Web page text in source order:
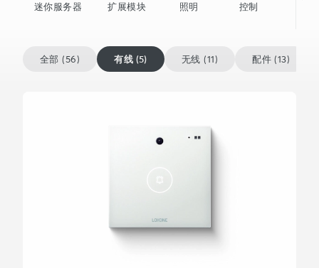
迷你服务器 扩展模块 照明 控制
全部 (56) 有线 (5) 无线 (11) 配件 (13)